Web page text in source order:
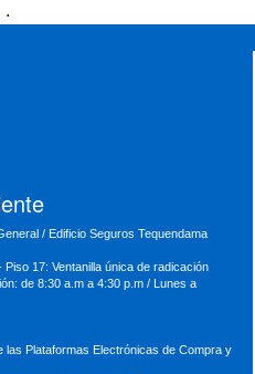
.
/ Edificio Seguros Tequendama
17: Ventanilla única de radicación
de 8:30 a.m a 4:30 p.m / Lunes a
las Plataformas Electrónicas de Compra y